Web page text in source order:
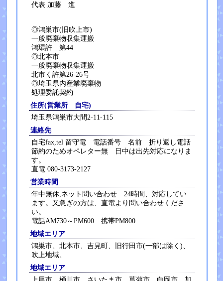
代表 加藤 進
◎鴻巣市(旧吹上市)
一般廃棄物収集運搬
鴻環許 第44
◎北本市
一般廃棄物収集運搬
北市く許第26-26号
◎埼玉県内産業廃棄物
処理委託契約
住所(営業所 自宅)
埼玉県鴻巣市大間2-11-115
連絡先
自宅fax,tel 留守電 電話番号 名前 折り返し電話
節約のためオペレター無 日中は出先対応になりま
す。
直電 080-3173-2127
営業時間
年中無休,ネット問い合わせ 24時間、対応してい
ます。又急ぎの方は、直電より問い合わせくださ
い。
電話AM730～PM600 携帯PM800
地域エリア
鴻巣市、北本市、吉見町、旧行田市(一部は除く)、
吹上地域、
地域エリア